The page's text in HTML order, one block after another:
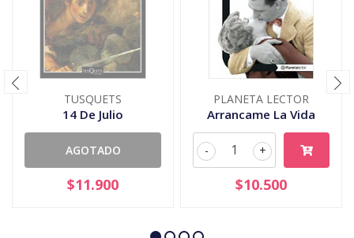
TUSQUETS
14 De Julio
AGOTADO
$11.900
PLANETA LECTOR
Arrancame La Vida
+
-
$10.500